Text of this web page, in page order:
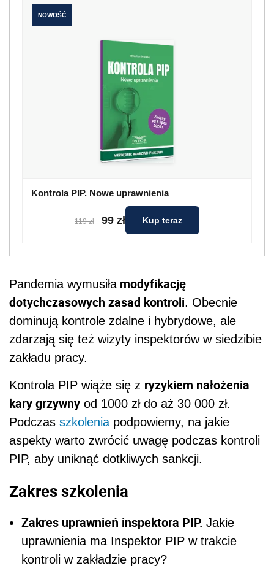
NOWOŚĆ
Kontrola PIP. Nowe uprawnienia
119 zł 99 zł Kup teraz
Pandemia wymusiłamodyfikację
dotychczasowych zasad kontroli. Obecnie
dominują kontrole zdalne i hybrydowe, ale
zdarzają się też wizyty inspektorów w siedzibie
zakładu pracy.
Kontrola PIP wiąże się z ryzykiem nałożenia
kary grzywny od 1000 zł do aż 30 000 zł.
Podczas szkolenia podpowiemy, na jakie
aspekty warto zwrócić uwagę podczas kontroli
PIP, aby uniknąć dotkliwych sankcji.
Zakres szkolenia
Zakres uprawnień inspektora PIP. Jakie
uprawnienia ma Inspektor PIP w trakcie
kontroli w zakładzie pracy?